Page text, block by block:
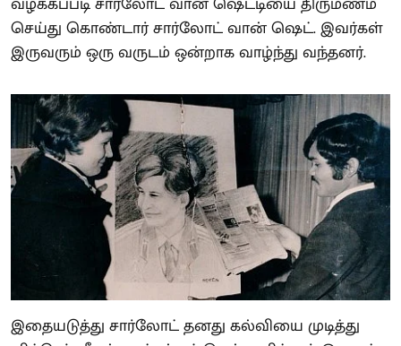
செய்து கொண்டார் சார்லோட் வான் ஷெட். இவர்கள்
இருவரும் ஒரு வருடம் ஒன்றாக வாழ்ந்து வந்தனர்.
இதையடுத்து சார்லோட் தனது கல்வியை முடித்து